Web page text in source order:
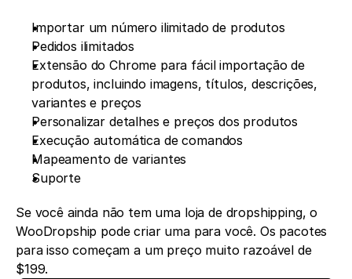
Importar um número ilimitado de produtos
Pedidos ilimitados
Extensão do Chrome para fácil importação de
produtos, incluindo imagens, títulos, descrições,
variantes e preços
Personalizar detalhes e preços dos produtos
Execução automática de comandos
Mapeamento de variantes
Suporte
Se você ainda não tem uma loja de dropshipping, o
WooDropship pode criar uma para você. Os pacotes
para isso começam a um preço muito razoável de
$199.